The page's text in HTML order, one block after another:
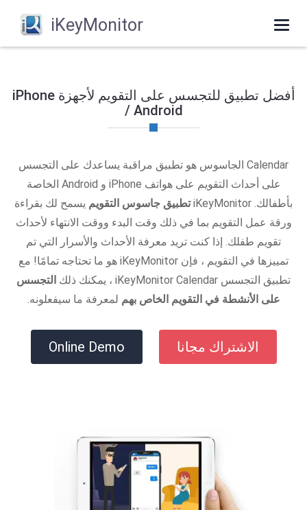
Toggle
navigation
iKeyMonitor
أفضل تطبيق للتجسس على التقويم لأجهزة iPhone
/ Android
Calendar الجاسوس هو تطبيق مراقبة يساعدك على التجسس
على أحداث التقويم على هواتف iPhone و Android الخاصة
بأطفالك. iKeyMonitor
تطبيق جاسوس التقويم يسمح لك بقراءة
ورقة عمل التقويم بما في ذلك وقت البدء ووقت الانتهاء لأحداث
تقويم طفلك. إذا كنت تريد معرفة الأحداث والأسرار التي تم
تمييزها في التقويم ، فإن iKeyMonitor هو ما تحتاجه تمامًا! مع
تطبيق التجسس iKeyMonitor Calendar ، يمكنك ذلك
التجسس
على الأنشطة في التقويم الخاص بهم لمعرفة ما سيفعلونه.
الاشتراك مجانا Online Demo